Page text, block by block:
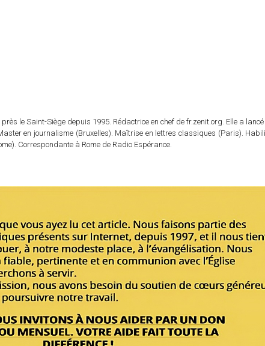
le Saint-Siège depuis 1995. Rédactrice en chef de fr.zenit.org. Elle a lancé
en journalisme (Bruxelles). Maîtrise en lettres classiques (Paris).
Correspondante à Rome de Radio Espérance.